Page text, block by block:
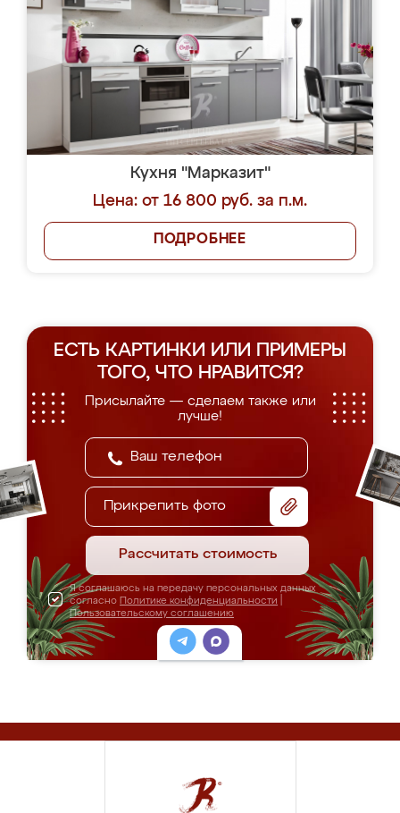
Кухня "Марказит"
Цена: от 16 800 руб. за п.м.
ПОДРОБНЕЕ
ЕСТЬ КАРТИНКИ ИЛИ ПРИМЕРЫ
ТОГО, ЧТО НРАВИТСЯ?
Присылайте — сделаем также или
лучше!
Прикрепить фото
Рассчитать стоимость
Я соглашаюсь на передачу персональных данных
согласно Политике конфиденциальности
Пользовательскому соглашению